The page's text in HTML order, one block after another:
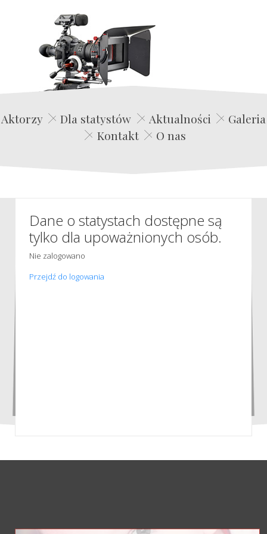
Edwin Film Agencja Aktorska
Aktorzy Dla statystów Aktualności
Galeria
Kontakt
O nas
Dane o statystach dostępne są
tylko dla upoważnionych osób.
Nie zalogowano
Przejdź do logowania